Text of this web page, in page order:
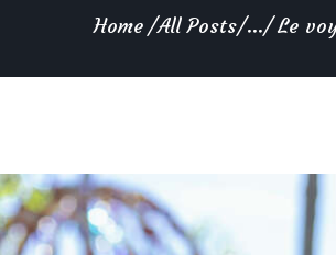
Home All Posts ... Le